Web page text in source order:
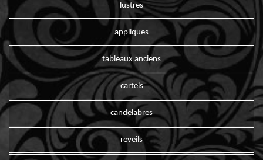
lustres
appliques
tableaux anciens
cartels
candelabres
reveils